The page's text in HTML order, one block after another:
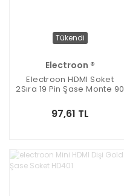
Tükendi
Electroon ®
Electroon HDMI Soket
2Sıra 19 Pin Şase Monte 90
97,61 TL